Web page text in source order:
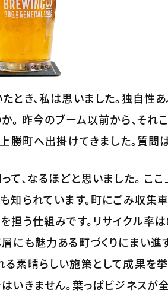
とき、私は思いました。独自性
。 昨今のブーム以前から、そ
上勝町へ出掛けてきました。質
て、なるほどと思いました。 こ
知られています。町にごみ収集
担う仕組みです。リサイクル率
にも魅力ある町づくりにまい進
素晴らしい施策として成果を
いきません。葉っぱビジネスが